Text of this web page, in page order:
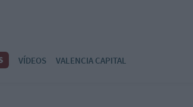
VÍDEOS VALENCIA CAPITAL